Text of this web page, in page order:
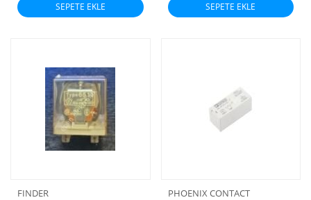
SEPETE EKLE SEPETE EKLE
FINDER
PHOENIX CONTACT